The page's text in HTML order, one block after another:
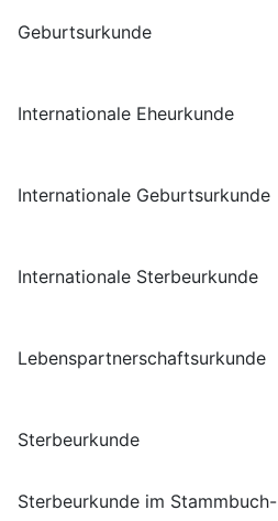
Geburtsurkunde
Internationale Eheurkunde
Internationale Geburtsurkunde
Internationale Sterbeurkunde
Lebenspartnerschaftsurkunde
Sterbeurkunde
Sterbeurkunde im Stammbuch-